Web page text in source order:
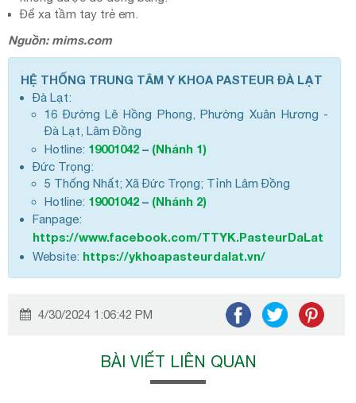
Để xa tầm tay trẻ em.
Nguồn: mims.com
HỆ THỐNG TRUNG TÂM Y KHOA PASTEUR ĐÀ LẠT
Đà Lạt:
16 Đường Lê Hồng Phong, Phường Xuân Hương -
Đà Lạt, Lâm Đồng
Hotline: 19001042 – (Nhánh 1)
Đức Trọng:
5 Thống Nhất; Xã Đức Trọng; Tỉnh Lâm Đồng
Hotline: 19001042 – (Nhánh 2)
Fanpage:
https://www.facebook.com/TTYK.PasteurDaLat
Website: https://ykhoapasteurdalat.vn/
4/30/2024 1:06:42 PM
BÀI VIẾT LIÊN QUAN